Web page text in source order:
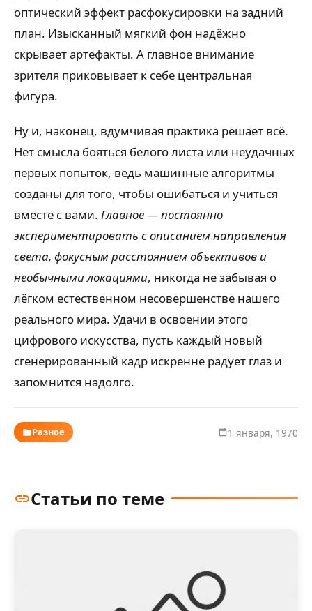
оптический эффект расфокусировки на задний
план. Изысканный мягкий фон надёжно
скрывает артефакты. А главное внимание
зрителя приковывает к себе центральная
фигура.
Ну и, наконец, вдумчивая практика решает всё.
Нет смысла бояться белого листа или неудачных
первых попыток, ведь машинные алгоритмы
созданы для того, чтобы ошибаться и учиться
вместе с вами. Главное — постоянно
экспериментировать с описанием направления
света, фокусным расстоянием объективов и
необычными локациями, никогда не забывая о
лёгком естественном несовершенстве нашего
реального мира. Удачи в освоении этого
цифрового искусства, пусть каждый новый
сгенерированный кадр искренне радует глаз и
запомнится надолго.
Разное 1 января, 1970
Статьи по теме